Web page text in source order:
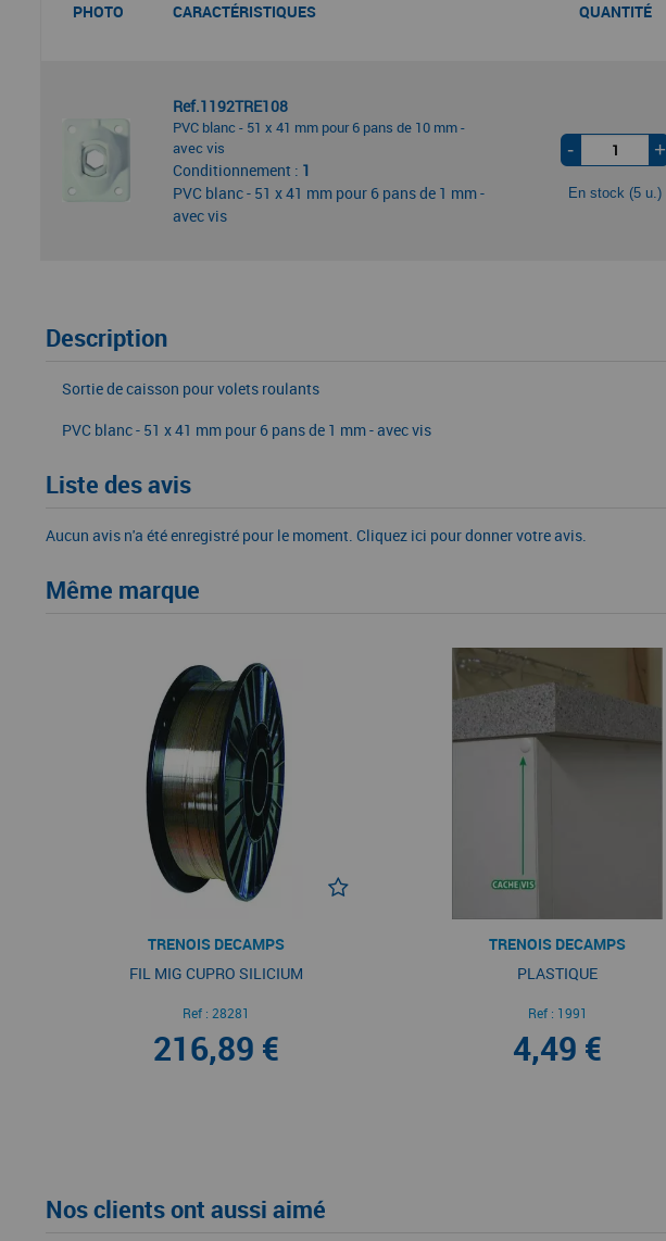
PHOTO CARACTÉRISTIQUES QUANTITÉ
Ref.1192TRE108
PVC blanc - 51 x 41 mm pour 6 pans de 10 mm -
avec vis
Conditionnement : 1
PVC blanc - 51 x 41 mm pour 6 pans de 1 mm -
avec vis
- +
En stock (5 u.)
Description
Sortie de caisson pour volets roulants
PVC blanc - 51 x 41 mm pour 6 pans de 1 mm - avec vis
Liste des avis
Aucun avis n'a été enregistré pour le moment. Cliquez ici pour donner votre avis.
Même marque
TRENOIS DECAMPS
FIL MIG CUPRO SILICIUM
Ref : 28281
216,89 €
TRENOIS DECAMPS
PLASTIQUE
Ref : 1991
4,49 €
Nos clients ont aussi aimé